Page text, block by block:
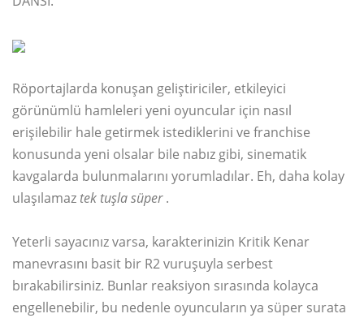
Röportajlarda konuşan geliştiriciler, etkileyici
görünümlü hamleleri yeni oyuncular için nasıl
erişilebilir hale getirmek istediklerini ve franchise
konusunda yeni olsalar bile nabız gibi, sinematik
kavgalarda bulunmalarını yorumladılar. Eh, daha kolay
ulaşılamaz tek tuşla süper.
Yeterli sayacınız varsa, karakterinizin Kritik Kenar
manevrasını basit bir R2 vuruşuyla serbest
bırakabilirsiniz. Bunlar reaksiyon sırasında kolayca
engellenebilir, bu nedenle oyuncuların ya süper surata